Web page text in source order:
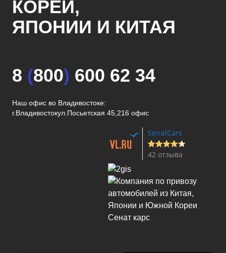
КОРЕИ,
ЯПОНИИ И КИТАЯ
8 (800) 600 62 34
Наш офис во Владивостоке:
г.Владивостокул.Посьетская 45,216 офис
SenatCars
42 отзыва